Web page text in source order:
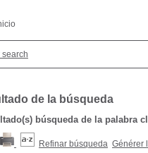
search
de la búsqueda
búsqueda de la palabra
Refinar búsqueda Générer